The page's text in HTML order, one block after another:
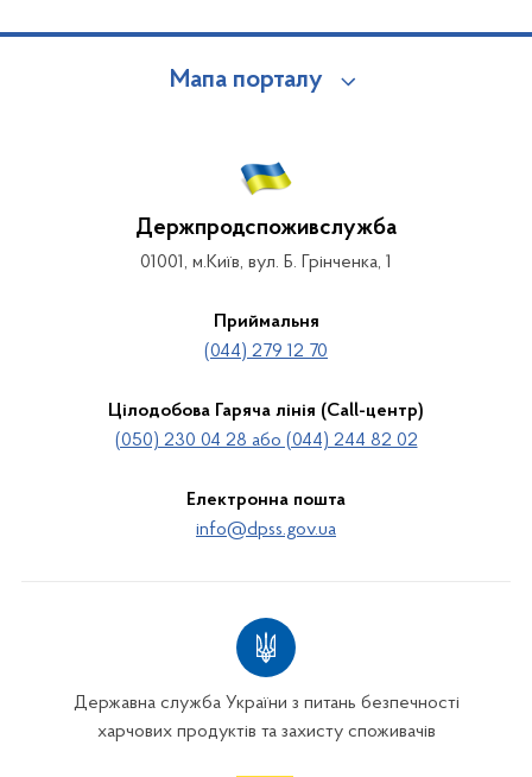
Мапа порталу
Держпродспоживслужба
01001, м.Київ, вул. Б. Грінченка, 1
Приймальня
(044) 279 12 70
Цілодобова Гаряча лінія (Call-центр)
(050) 230 04 28 або (044) 244 82 02
Електронна пошта
info@dpss.gov.ua
Державна служба України з питань безпечності
харчових продуктів та захисту споживачів